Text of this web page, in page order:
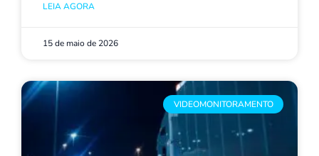
LEIA AGORA
15 de maio de 2026
VIDEOMONITORAMENTO